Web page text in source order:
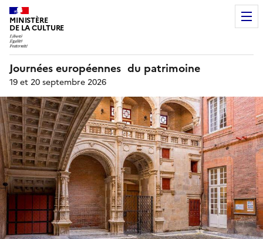
MINISTÈRE
DE LA CULTURE
Journées européennes du patrimoine
19 et 20 septembre 2026